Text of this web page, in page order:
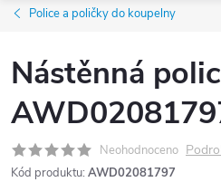
Police a poličky do koupelny
Nástěnná
Neohodnoceno
Kód produktu: AWD02081797